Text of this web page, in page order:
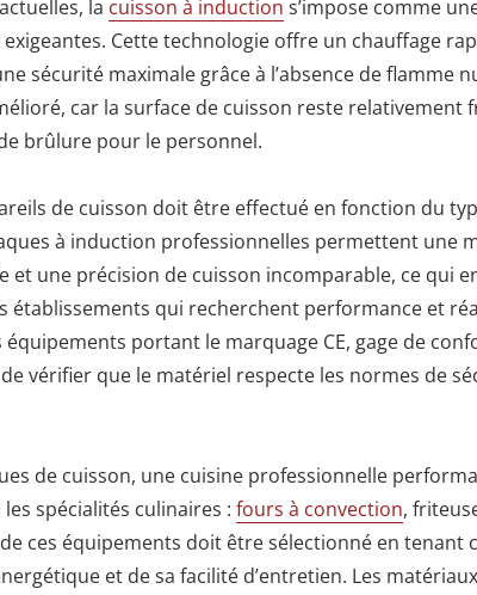
la cuisson à induction s’impose comme
Cette technologie offre un chauffage
sécurité maximale grâce à l’absence de flamme
car la surface de cuisson reste
brûlure pour le personnel.
de cuisson doit être effectué en fonction du
à induction professionnelles permettent une
et une précision de cuisson incomparable, ce qui
établissements qui recherchent performance et
portant le marquage CE, gage de
vérifier que le matériel respecte les normes de
de cuisson, une cuisine professionnelle
les spécialités culinaires : fours à convection,
ces équipements doit être sélectionné en tenant
et de sa facilité d’entretien. Les